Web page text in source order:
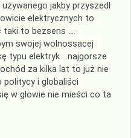
jakby przyszedł
elektrycznych to
taki to bezsens ….
swojej wolnossacej
typu elektryk …najgorsze
za kilka lat to już nie
politycy i globaliści
w głowie nie mieści co ta